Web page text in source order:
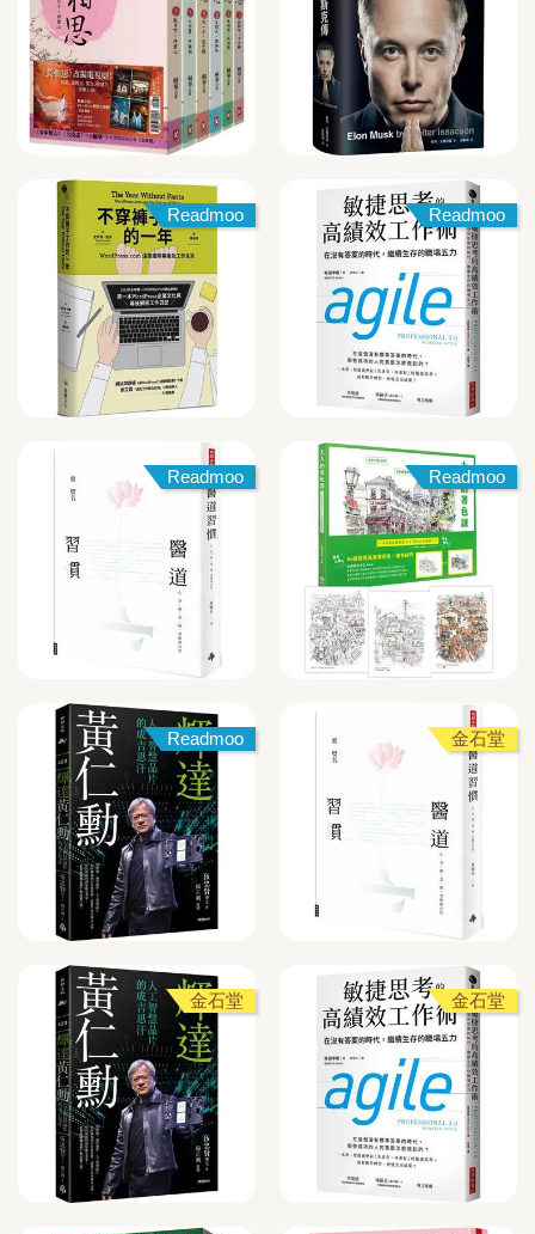
Readmoo Readmoo
Readmoo Readmoo
Readmoo 金石堂
金石堂 金石堂